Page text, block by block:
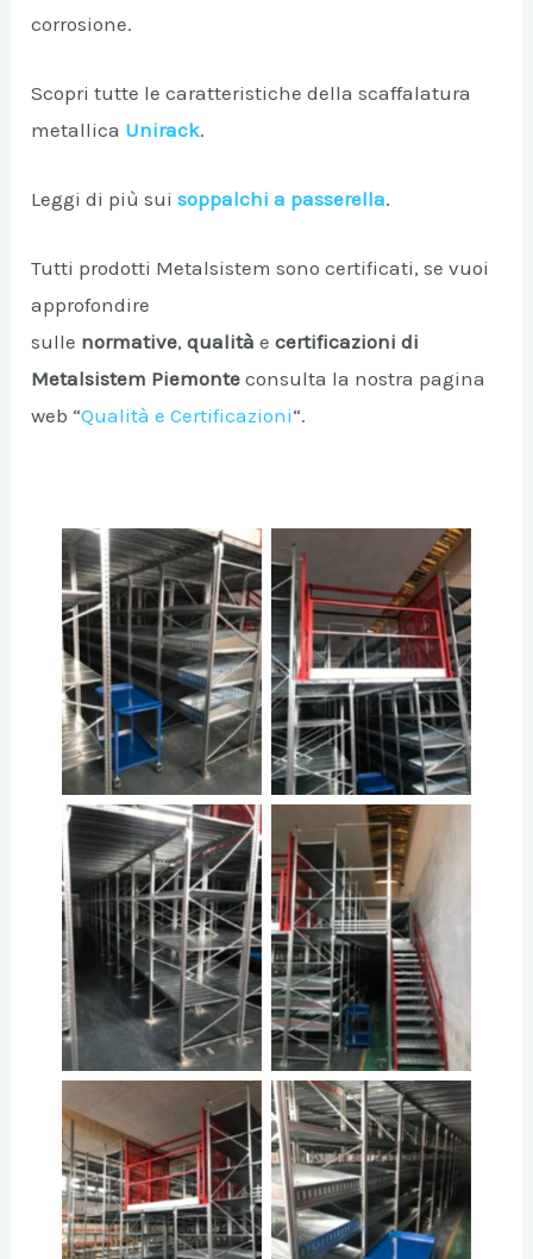
corrosione.
Scopri tutte le caratteristiche della scaffalatura
metallica Unirack.
Leggi di più suisoppalchi a passerella.
Tutti prodotti Metalsistem sono certificati, se vuoi
approfondire
sulle normative, qualitàecertificazioni di
Metalsistem Piemonte consulta la nostra pagina
web “Qualità e Certificazioni“.
No Caption No Caption
No Caption No Caption
No Caption No Caption